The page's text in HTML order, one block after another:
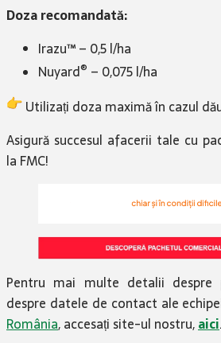
Doza recomandată:
Irazu™ – 0,5 l/ha
Nuyard® – 0,075 l/ha
Utilizați doza maximă în cazul
Asigură succesul afacerii tale cu
la FMC!
Pentru mai multe detalii despre
despre datele de contact ale
România, accesați site-ul nostru,aici.